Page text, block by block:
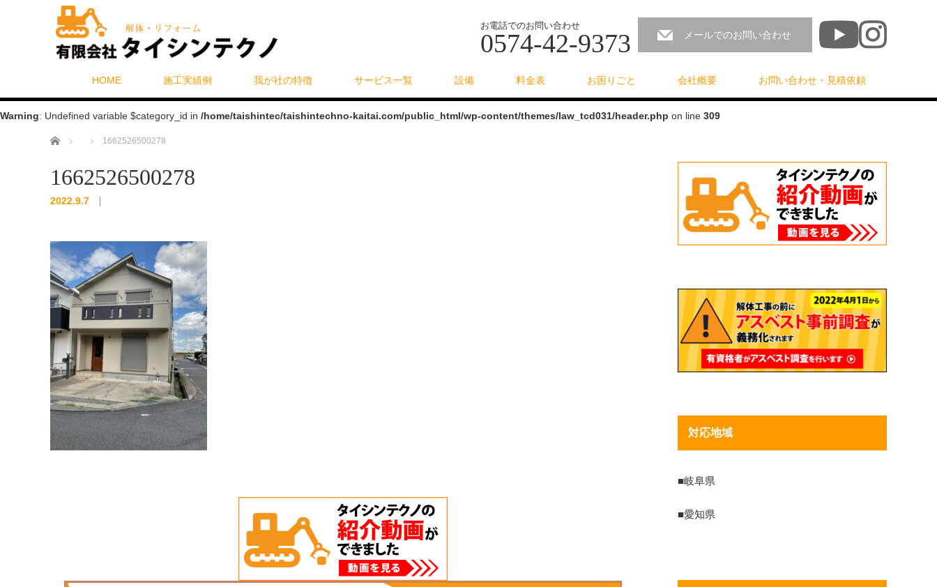
お電話でのお問い合わせ
0574-42-9373 メールでのお問い合わせ
HOME 施工実績例 我が社の特徴 サービス一覧 設備 料金表 お困りごと 会社概要 お問い合わせ・見積依頼
Warning: Undefined variable $category_id in /home/taishintec/taishintechno-kaitai.com/public_html/wp-content/themes/law_tcd031/header.php on line 309
ホーム 1662526500278
1662526500278
2022.9.7
対応地域
■岐阜県
■愛知県